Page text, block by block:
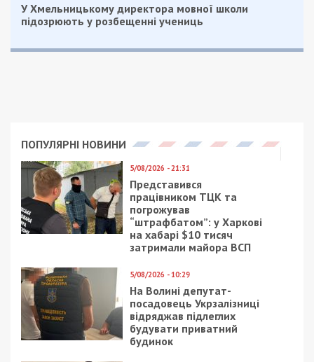
У Хмельницькому директора мовної школи
підозрюють у розбещенні учениць
ПОПУЛЯРНІ НОВИНИ
5/08/2026 - 21:31
Представився
працівником ТЦК та
погрожував
“штрафбатом”: у Харкові
на хабарі $10 тисяч
затримали майора ВСП
5/08/2026 - 10:29
На Волині депутат-
посадовець Укрзалізниці
відряджав підлеглих
будувати приватний
будинок